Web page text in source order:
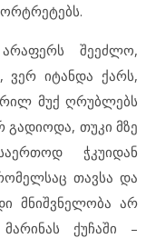
არაფერს შეეძლო,
ვერ იტანდა ქარს,
მუქ ღრუბლებს
გადიოდა, თუკი მზე
ჭკუიდან
თავსა და
მნიშვნელობა არ
ქუჩაში –